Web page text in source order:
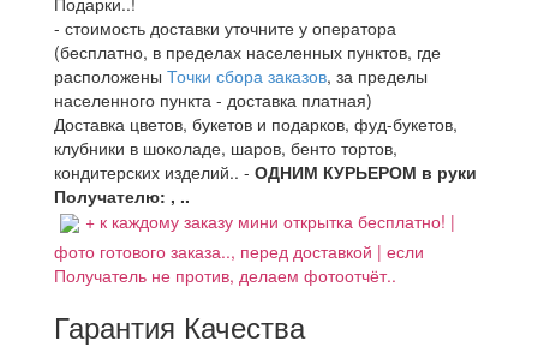
- стоимость доставки уточните у оператора
(бесплатно, в пределах населенных пунктов, где
расположены Точки сбора заказов, за пределы
населенного пункта - доставка платная)
Доставка цветов, букетов и подарков, фуд-букетов,
клубники в шоколаде, шаров, бенто тортов,
кондитерских изделий.. - ОДНИМ КУРЬЕРОМ в руки
Получателю: , ..
+ к каждому заказу мини открытка бесплатно! |
фото готового заказа.., перед доставкой | если
Получатель не против, делаем фотоотчёт..
Гарантия Качества